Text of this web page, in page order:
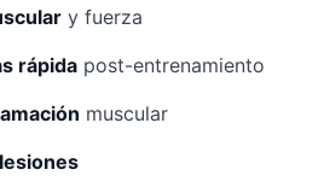
y fuerza
rápida post-entrenamiento
muscular